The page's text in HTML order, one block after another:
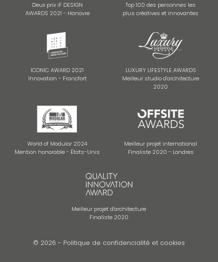
Deux prix iF DESIGN
AWARDS 2021 - Hanovre
Top 100 des personnes les
plus créatives et innovantes
ICONIC AWARD 2021
Innovation - Francfort
LUXURY LIFESTYLE AWARDS
Meilleur studio d'architecture
2020
World of Modular 2024
Mention honorable - États-Unis
Meilleur projet international
Finaliste 2020 - Londres
Meilleur projet d'architecture
Finaliste 2020
© 2026 - Politique de confidencialité et cookies